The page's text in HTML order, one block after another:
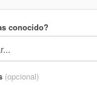
conocido?
(opcional)